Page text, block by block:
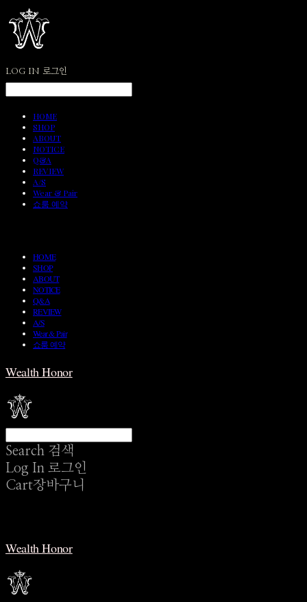
LOG IN 로그인
HOME
SHOP
ABOUT
NOTICE
Q&A
REVIEW
A/S
Wear & Pair
쇼룸 예약
HOME
SHOP
ABOUT
NOTICE
Q&A
REVIEW
A/S
Wear & Pair
쇼룸 예약
Wealth Honor
Search 검색
Log In 로그인
Cart장바구니
Wealth Honor